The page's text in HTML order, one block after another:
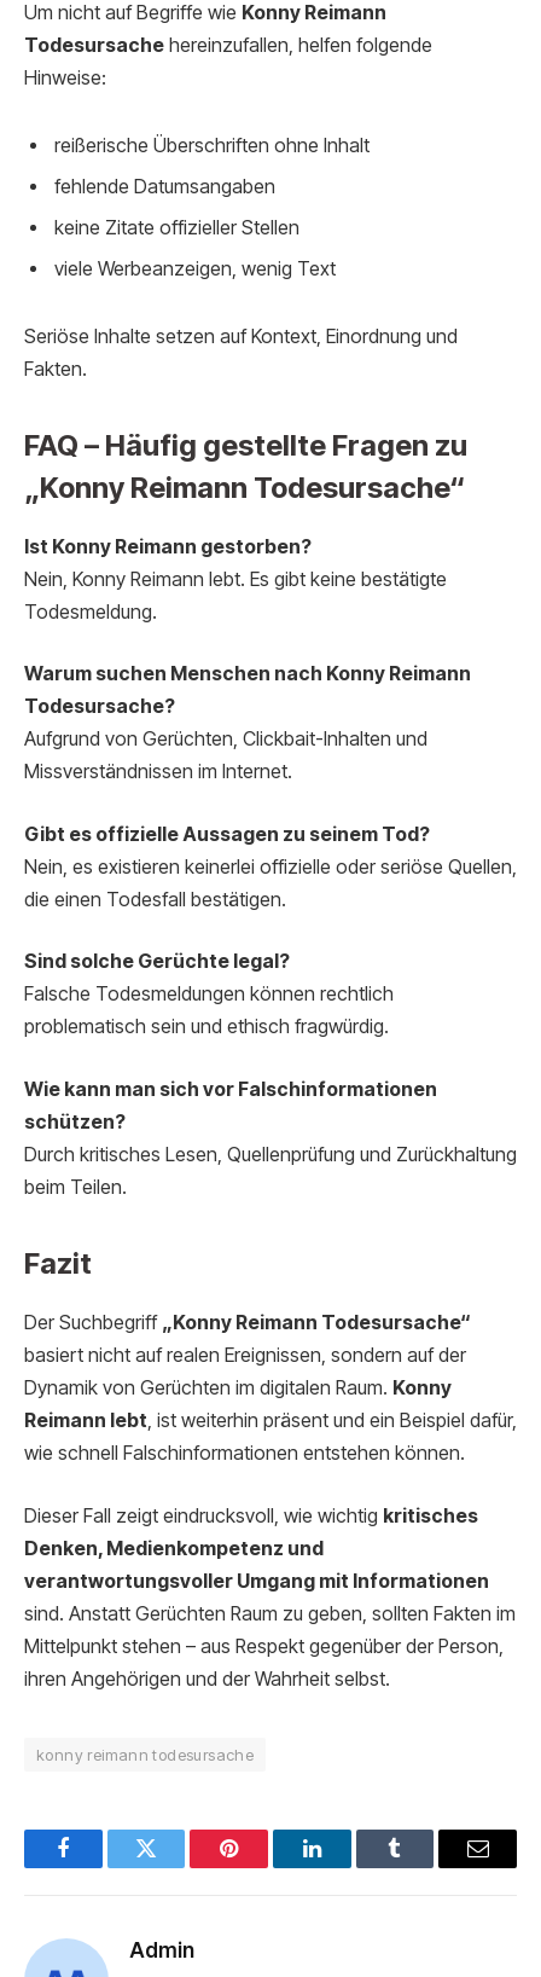
Um nicht auf Begriffe wie Konny Reimann
Todesursache hereinzufallen, helfen folgende
Hinweise:
reißerische Überschriften ohne Inhalt
fehlende Datumsangaben
keine Zitate offizieller Stellen
viele Werbeanzeigen, wenig Text
Seriöse Inhalte setzen auf Kontext, Einordnung und
Fakten.
FAQ – Häufig gestellte Fragen zu
„Konny Reimann Todesursache“
Ist Konny Reimann gestorben?
Nein, Konny Reimann lebt. Es gibt keine bestätigte
Todesmeldung.
Warum suchen Menschen nach Konny Reimann
Todesursache?
Aufgrund von Gerüchten, Clickbait-Inhalten und
Missverständnissen im Internet.
Gibt es offizielle Aussagen zu seinem Tod?
Nein, es existieren keinerlei offizielle oder seriöse Quellen,
die einen Todesfall bestätigen.
Sind solche Gerüchte legal?
Falsche Todesmeldungen können rechtlich
problematisch sein und ethisch fragwürdig.
Wie kann man sich vor Falschinformationen
schützen?
Durch kritisches Lesen, Quellenprüfung und Zurückhaltung
beim Teilen.
Fazit
Der Suchbegriff „Konny Reimann Todesursache“
basiert nicht auf realen Ereignissen, sondern auf der
Dynamik von Gerüchten im digitalen Raum. Konny
Reimann lebt, ist weiterhin präsent und ein Beispiel dafür,
wie schnell Falschinformationen entstehen können.
Dieser Fall zeigt eindrucksvoll, wie wichtig kritisches
Denken, Medienkompetenz und
verantwortungsvoller Umgang mit Informationen
sind. Anstatt Gerüchten Raum zu geben, sollten Fakten im
Mittelpunkt stehen – aus Respekt gegenüber der Person,
ihren Angehörigen und der Wahrheit selbst.
konny reimann todesursache
FacebookTwitter Pinterest LinkedInTumblr Email
Admin